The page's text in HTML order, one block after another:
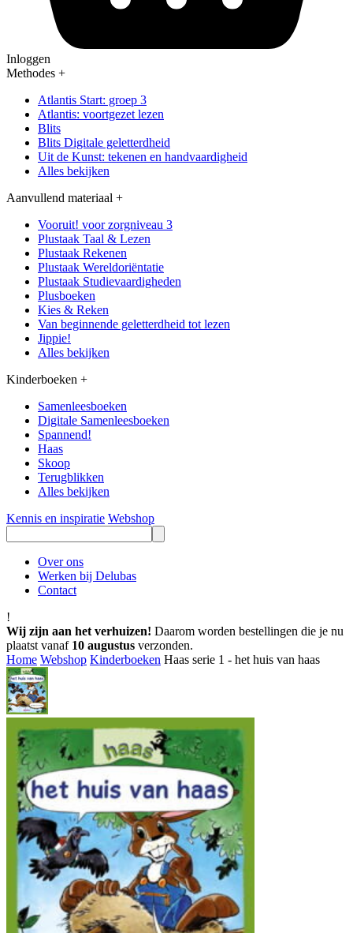
Inloggen
Methodes +
Atlantis Start: groep 3
Atlantis: voortgezet lezen
Blits
Blits Digitale geletterdheid
Uit de Kunst: tekenen en handvaardigheid
Alles bekijken
Aanvullend materiaal +
Vooruit! voor zorgniveau 3
Plustaak Taal & Lezen
Plustaak Rekenen
Plustaak Wereldoriëntatie
Plustaak Studievaardigheden
Plusboeken
Kies & Reken
Van beginnende geletterdheid tot lezen
Jippie!
Alles bekijken
Kinderboeken +
Samenleesboeken
Digitale Samenleesboeken
Spannend!
Haas
Skoop
Terugblikken
Alles bekijken
Kennis en inspiratie Webshop
Over ons
Werken bij Delubas
Contact
!
Wij zijn aan het verhuizen! Daarom worden bestellingen die je nu
plaatst vanaf 10 augustus verzonden.
Home Webshop Kinderboeken Haas serie 1 - het huis van haas